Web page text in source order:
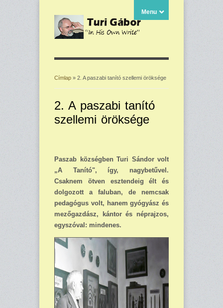
Menu
Címlap » 2. A paszabi tanító szellemi öröksége
2. A paszabi tanító
szellemi öröksége
Paszab községben Turi Sándor volt
„A Tanító", így, nagybetűvel.
Csaknem ötven esz­ten­deig élt és
dolgozott a faluban, de nemcsak
pedagógus volt, hanem gyógyász és
mező­gazdász, kántor és néprajzos,
egyszóval: mindenes.